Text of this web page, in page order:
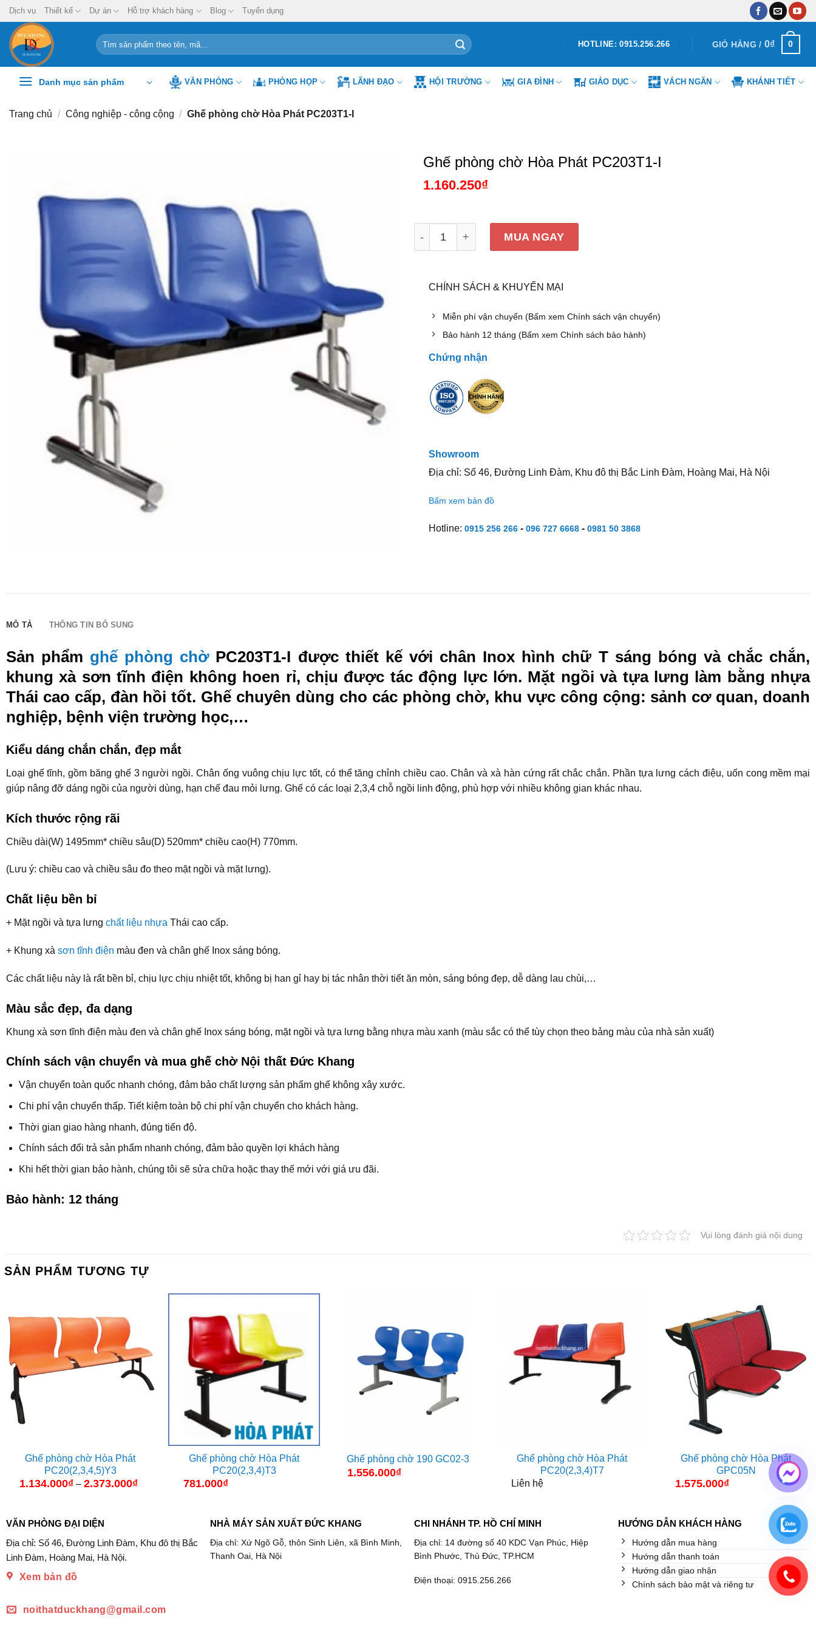
Chuyển
đến
nội
dung
Dịch vụ Thiết kế Dự án Hỗ trợ khách hàng Blog Tuyển dụng
Tìm
kiếm:
HOTLINE: 0915.256.266 GIỎ HÀNG / 0₫ 0
Danh mục sản phẩm VĂN PHÒNG PHÒNG HỌP LÃNH ĐẠO HỘI TRƯỜNG GIA ĐÌNH GIÁO DỤC VÁCH NGĂN KHÁNH TIẾT
Trang chủ / Công nghiệp - công cộng / Ghế phòng chờ Hòa Phát PC203T1-I
Ghế phòng chờ Hòa Phát PC203T1-I
1.160.250₫
MUA NGAY
CHÍNH SÁCH & KHUYẾN MẠI
Miễn phí vận chuyển (Bấm xem Chính sách vận chuyển)
Bảo hành 12 tháng (Bấm xem Chính sách bảo hành)
Chứng nhận
Showroom
Địa chỉ: Số 46, Đường Linh Đàm, Khu đô thị Bắc Linh Đàm, Hoàng Mai, Hà Nội
Bấm xem bản đồ
Hotline: 0915 256 266- 096 727 6668- 0981 50 3868
MÔ TẢ THÔNG TIN BỔ SUNG
Sản phẩm ghế phòng chờPC203T1-I được thiết kế với chân Inox hình chữ T sáng bóng và chắc chắn,
khung xà sơn tĩnh điện không hoen rỉ, chịu được tác động lực lớn. Mặt ngồi và tựa lưng làm bằng nhựa
Thái cao cấp, đàn hồi tốt. Ghế chuyên dùng cho các phòng chờ, khu vực công cộng: sảnh cơ quan, doanh
nghiệp, bệnh viện trường học,…
Kiểu dáng chắn chắn, đẹp mắt
Loại ghế tĩnh, gồm băng ghế 3 người ngồi. Chân ống vuông chịu lực tốt, có thể tăng chỉnh chiều cao. Chân và xà hàn cứng rất chắc chắn. Phần tựa lưng cách điệu, uốn cong mềm mại
giúp nâng đỡ dáng ngồi của người dùng, hạn chế đau mỏi lưng. Ghế có các loại 2,3,4 chỗ ngồi linh động, phù hợp với nhiều không gian khác nhau.
Kích thước rộng rãi
Chiều dài(W) 1495mm* chiều sâu(D) 520mm* chiều cao(H) 770mm.
(Lưu ý: chiều cao và chiều sâu đo theo mặt ngồi và mặt lưng).
Chất liệu bền bỉ
+ Mặt ngồi và tựa lưng chất liệu nhựa Thái cao cấp.
+ Khung xà sơn tĩnh điện màu đen và chân ghế Inox sáng bóng.
Các chất liệu này là rất bền bỉ, chịu lực chịu nhiệt tốt, không bị han gỉ hay bị tác nhân thời tiết ăn mòn, sáng bóng đẹp, dễ dàng lau chùi,…
Màu sắc đẹp, đa dạng
Khung xà sơn tĩnh điện màu đen và chân ghế Inox sáng bóng, mặt ngồi và tựa lưng bằng nhựa màu xanh (màu sắc có thể tùy chọn theo bảng màu của nhà sản xuất)
Chính sách vận chuyển và mua ghế chờ Nội thất Đức Khang
Vận chuyển toàn quốc nhanh chóng, đảm bảo chất lượng sản phẩm ghế không xây xước.
Chi phí vận chuyển thấp. Tiết kiệm toàn bộ chi phí vận chuyển cho khách hàng.
Thời gian giao hàng nhanh, đúng tiến độ.
Chính sách đổi trả sản phẩm nhanh chóng, đảm bảo quyền lợi khách hàng
Khi hết thời gian bảo hành, chúng tôi sẽ sửa chữa hoặc thay thế mới với giá ưu đãi.
Bảo hành: 12 tháng
Vui lòng đánh giá nội dung
SẢN PHẨM TƯƠNG TỰ
Ghế phòng chờ Hòa Phát
PC20(2,3,4,5)Y3
1.134.000₫ – 2.373.000₫Khoảng
Ghế phòng chờ Hòa Phát
PC20(2,3,4)T3
781.000₫
Ghế phòng chờ 190 GC02-3
1.556.000₫
Ghế phòng chờ Hòa Phát
PC20(2,3,4)T7
Liên hệ
Ghế phòng chờ Hòa Phát
GPC05N
1.575.000₫
VĂN PHÒNG ĐẠI DIỆN
Địa chỉ: Số 46, Đường Linh Đàm, Khu đô thị Bắc
Linh Đàm, Hoàng Mai, Hà Nội.
Xem bản đồ
noithatduckhang@gmail.com
NHÀ MÁY SẢN XUẤT ĐỨC KHANG
Địa chỉ: Xứ Ngõ Gỗ, thôn Sinh Liên, xã Bình Minh,
Thanh Oai, Hà Nội
CHI NHÁNH TP. HỒ CHÍ MINH
Địa chỉ: 14 đường số 40 KDC Vạn Phúc, Hiệp
Bình Phước, Thủ Đức, TP.HCM
Điện thoại: 0915.256.266
HƯỚNG DẪN KHÁCH HÀNG
Hướng dẫn mua hàng
Hướng dẫn thanh toán
Hướng dẫn giao nhận
Chính sách bảo mật và riêng tư